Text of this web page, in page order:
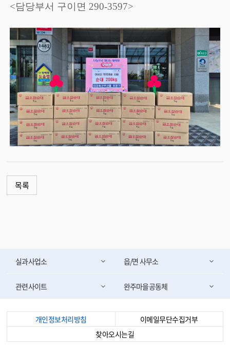
<담당부서 구이면 290-3597>
목록
실과사업소 읍/면 사무소
관련사이트 완주마을공동체
개인정보처리방침
이메일무단수집거부
찾아오시는길